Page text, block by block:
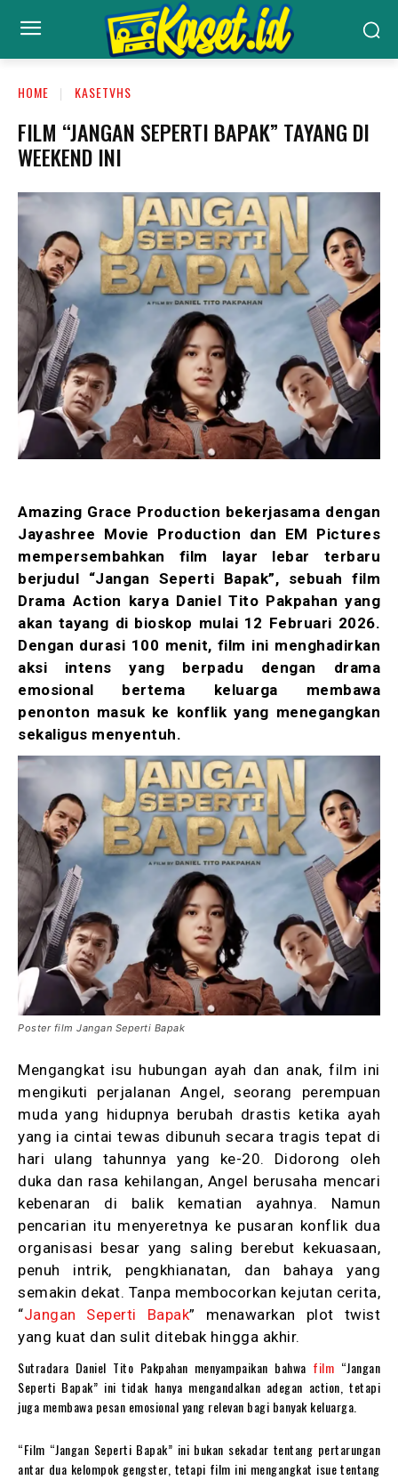
HOME KASETVHS
FILM “JANGAN SEPERTI BAPAK” TAYANG DI
WEEKEND INI
Amazing Grace Production bekerjasama dengan
Jayashree Movie Production dan EM Pictures
mempersembahkan film layar lebar terbaru
berjudul “Jangan Seperti Bapak”, sebuah film
Drama Action karya Daniel Tito Pakpahan yang
akan tayang di bioskop mulai 12 Februari 2026.
Dengan durasi 100 menit, film ini menghadirkan
aksi intens yang berpadu dengan drama
emosional bertema keluarga membawa
penonton masuk ke konflik yang menegangkan
sekaligus menyentuh.
Poster film Jangan Seperti Bapak
Mengangkat isu hubungan ayah dan anak, film ini
mengikuti perjalanan Angel, seorang perempuan
muda yang hidupnya berubah drastis ketika ayah
yang ia cintai tewas dibunuh secara tragis tepat di
hari ulang tahunnya yang ke-20. Didorong oleh
duka dan rasa kehilangan, Angel berusaha mencari
kebenaran di balik kematian ayahnya. Namun
pencarian itu menyeretnya ke pusaran konflik dua
organisasi besar yang saling berebut kekuasaan,
penuh intrik, pengkhianatan, dan bahaya yang
semakin dekat. Tanpa membocorkan kejutan cerita,
“Jangan Seperti Bapak” menawarkan plot twist
yang kuat dan sulit ditebak hingga akhir.
Sutradara Daniel Tito Pakpahan menyampaikan bahwa film “Jangan
Seperti Bapak” ini tidak hanya mengandalkan adegan action, tetapi
juga membawa pesan emosional yang relevan bagi banyak keluarga.
“Film “Jangan Seperti Bapak” ini bukan sekadar tentang pertarungan
antar dua kelompok gengster, tetapi film ini mengangkat isue tentang